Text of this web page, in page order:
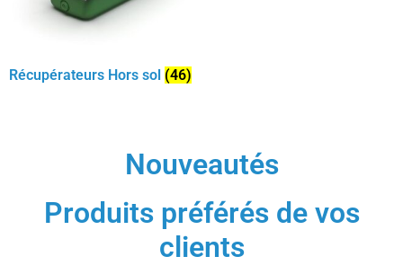
Récupérateurs Hors sol (46)
Nouveautés
Produits préférés de vos
clients